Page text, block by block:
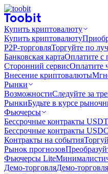
Купить криптовалюту
Купить криптовалюту
P2P-торговляТоргуйте по
Банковская картаОплатите с
Сторонний сервисОплатите
Внесение криптовалюты
Рынки
ВозможностиСледуйте за
РынкиБудьте в курсе
Фьючерсы
Бессрочные контракты USDT
Бессрочные контракты USDC
Контракты на события
Рынок прогнозов
Фьючерсы Lite
Демо-торговляДемо-